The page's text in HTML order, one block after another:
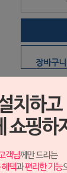
장바구니
상품리뷰
정보 새창 열기